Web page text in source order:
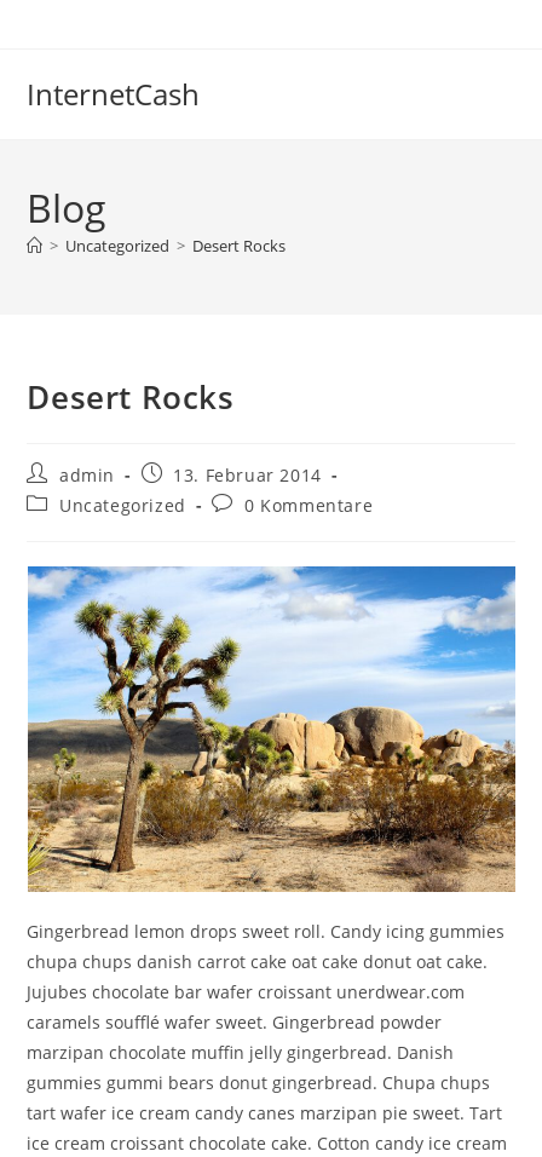
InternetCash
Blog
> Uncategorized > Desert Rocks
Desert Rocks
Beitrags-
Autor:
admin
Beitrag
veröffentlicht:
13. Februar 2014
Beitrags-
Uncategorized
Beitrags-
0 Kommentare
Gingerbread lemon drops sweet roll. Candy icing gummies
chupa chups danish carrot cake oat cake donut oat cake.
Jujubes chocolate bar wafer croissant unerdwear.com
caramels soufflé wafer sweet. Gingerbread powder
marzipan chocolate muffin jelly gingerbread. Danish
gummies gummi bears donut gingerbread. Chupa chups
tart wafer ice cream candy canes marzipan pie sweet. Tart
ice cream croissant chocolate cake. Cotton candy ice cream